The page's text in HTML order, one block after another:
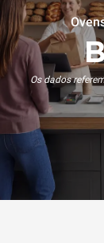
Os dados